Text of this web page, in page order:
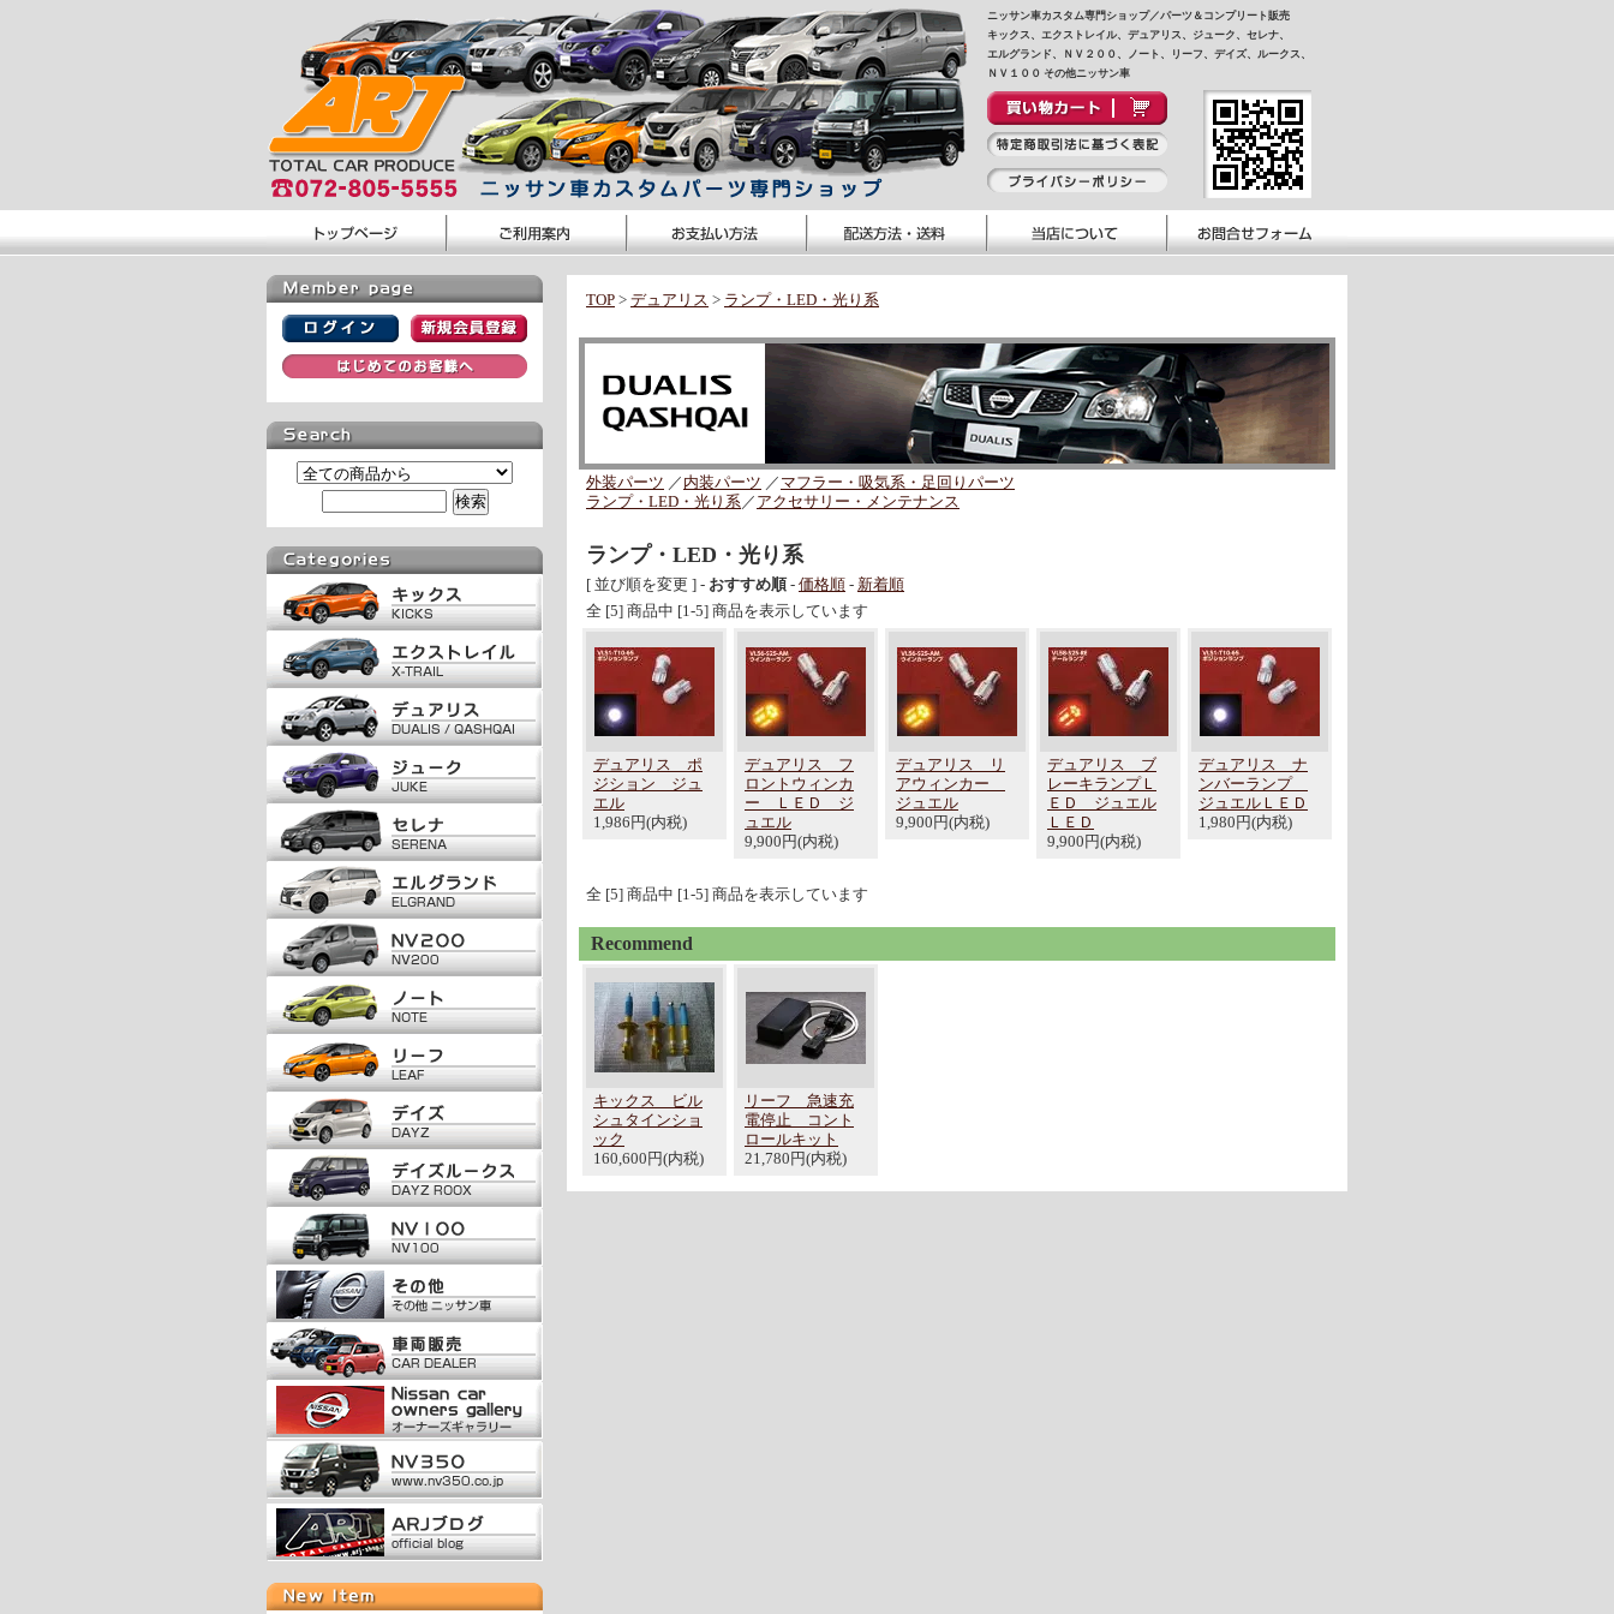
ニッサン車カスタム専門ショップ／パーツ＆コンプリート販売
キックス、エクストレイル、デュアリス、ジューク、セレナ、
エルグランド、ＮＶ２００、ノート、リーフ、デイズ、ルークス、
ＮＶ１００ その他ニッサン車
TOP > デュアリス > ランプ・LED・光り系
外装パーツ ／ 内装パーツ ／ マフラー・吸気系・足回りパーツ
ランプ・LED・光り系／ アクセサリー・メンテナンス
ランプ・LED・光り系
[ 並び順を変更 ] - おすすめ順- 価格順 - 新着順
全 [5] 商品中 [1-5] 商品を表示しています
デュアリス ポ
ジション ジュ
エル
1,986円(内税)
デュアリス フ
ロントウィンカ
ー ＬＥＤ ジ
ュエル
9,900円(内税)
デュアリス リ
アウィンカー
ジュエル
9,900円(内税)
デュアリス ブ
レーキランプＬ
ＥＤ ジュエル
ＬＥＤ
9,900円(内税)
デュアリス ナ
ンバーランプ
ジュエルＬＥＤ
1,980円(内税)
全 [5] 商品中 [1-5] 商品を表示しています
Recommend
キックス ビル
シュタインショ
ック
160,600円(内税)
リーフ 急速充
電停止 コント
ロールキット
21,780円(内税)